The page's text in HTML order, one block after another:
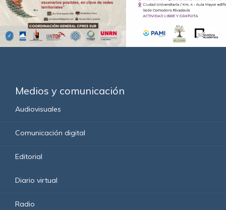
Medios y comunicación
Audiovisuales
Comunicación digital
Editorial
Diario virtual
Radio